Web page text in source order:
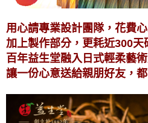
用心請專業設計團隊，花費
加上製作部分，更耗近300天
百年益生堂融入日式輕柔藝
讓一份心意送給親朋好友，